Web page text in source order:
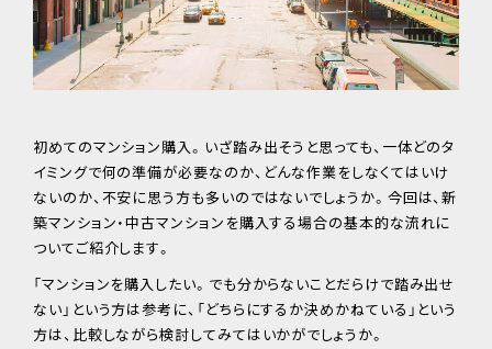
初めてのマンション購入。いざ踏み出そうと思っても、一体どのタ
イミングで何の準備が必要なのか、どんな作業をしなくてはいけ
ないのか、不安に思う方も多いのではないでしょうか。今回は、新
築マンション・中古マンションを購入する場合の基本的な流れに
ついてご紹介します。
「マンションを購入したい。でも分からないことだらけで踏み出せ
ない」という方は参考に、「どちらにするか決めかねている」という
方は、比較しながら検討してみてはいかがでしょうか。